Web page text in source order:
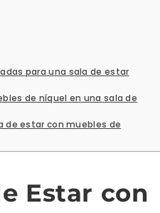
para una sala de estar
de níquel en una sala de
de estar con muebles de
Estar con